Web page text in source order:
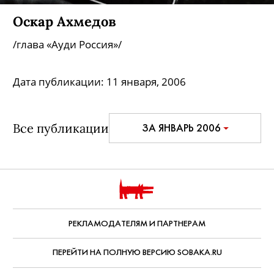
Оскар Ахмедов
/глава «Ауди Россия»/
Дата публикации: 11 января, 2006
Все публикации ЗА ЯНВАРЬ 2006
РЕКЛАМОДАТЕЛЯМ И ПАРТНЕРАМ
ПЕРЕЙТИ НА ПОЛНУЮ ВЕРСИЮ SOBAKA.RU